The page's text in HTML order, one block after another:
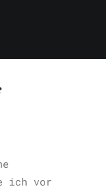
ich vor